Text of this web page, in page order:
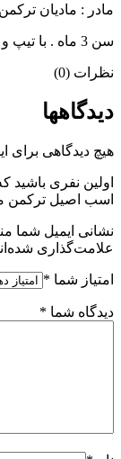
مادر : مادیان
سن 3 ماه . با تیپ و شجره عالی
نظرات (0)
دیدگاهها
هیچ دیدگاهی
اولین نفری باشید
اسب اصیل
نشانی ایمیل شما
علامت‌گذاری
امتیاز شما *
دیدگاه شما *